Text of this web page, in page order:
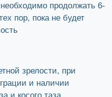
продолжать 6-
пор, пока не будет
зрелости, при
и наличии
и косого таза,